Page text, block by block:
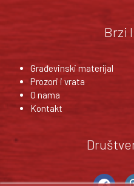
Brzi
Građevinski materijal
Prozori i vrata
O nama
Kontakt